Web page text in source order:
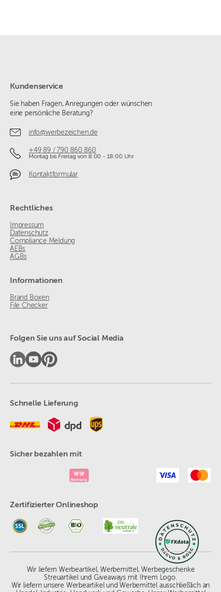
Kundenservice
Sie haben Fragen, Anregungen oder wünschen
eine persönliche Beratung?
info@werbezeichen.de
+49 89 / 790 860 860
Montag bis Freitag von 8:00 - 18:00 Uhr
Kontaktformular
Rechtliches
Impressum
Datenschutz
Compliance Meldung
AEBs
AGBs
Informationen
Brand Boxen
File Checker
Folgen Sie uns auf Social Media
Schnelle Lieferung
Sicher bezahlen mit
Zertifizierter Onlineshop
Wir liefern Werbeartikel, Werbemittel, Werbegeschenke
Streuartikel und Giveaways mit Ihrem Logo.
Wir liefern unsere Werbeartikel und Werbemittel ausschließlich an